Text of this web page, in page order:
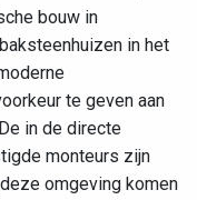
bouw in
in het
te geven aan
in de directe
monteurs zijn
omgeving komen